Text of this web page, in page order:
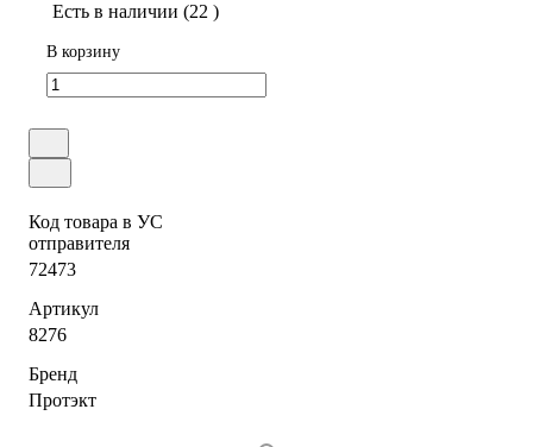
Есть в наличии (22 )
В корзину
Код товара в УС
отправителя
72473
Артикул
8276
Бренд
Протэкт